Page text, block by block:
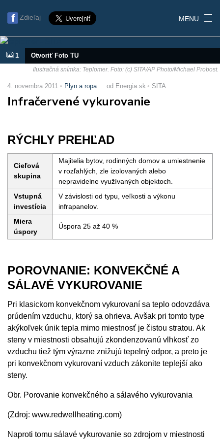
Zdieľaj MENU
1 Otvoriť Foto TU
Ilustračná snímka: Teplomer. Foto: (c) SITA/AP Photo/Michael Probost.
4. novembra 2011 Plyn a ropa od Energia.sk SITA
Infračervené vykurovanie
RÝCHLY PREHĽAD
Cieľová
skupina
Majitelia bytov, rodinných domov a umiestnenie
v rozľahlých, zle izolovaných alebo
nepravidelne využívaných objektoch.
Vstupná
investícia
V závislosti od typu, veľkosti a výkonu
infrapanelov.
Miera
úspory
Úspora 25 až 40 %
POROVNANIE: KONVEKČNÉ A
SÁLAVÉ VYKUROVANIE
Pri klasickom konvekčnom vykurovaní sa teplo odovzdáva
prúdením vzduchu, ktorý sa ohrieva. Avšak pri tomto type
akýkoľvek únik tepla mimo miestnosť je čistou stratou. Ak
steny v miestnosti obsahujú zkondenzovanú vlhkosť zo
vzduchu tiež tým výrazne znižujú tepelný odpor, a preto je
pri konvekčnom vykurovaní vzduch zákonite teplejší ako
steny.
Obr. Porovanie konvekčného a sálavého vykurovania
(Zdroj: www.redwellheating.com)
Naproti tomu sálavé vykurovanie so zdrojom v miestnosti